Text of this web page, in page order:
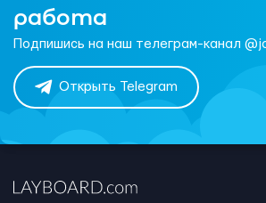
работа
Подпишись на наш телеграм-канал
Открыть Telegram